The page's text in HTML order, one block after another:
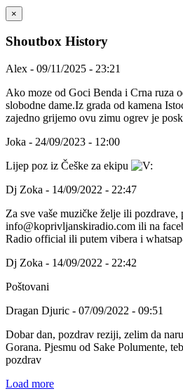
×
Shoutbox History
Alex - 09/11/2025 - 23:21
Ako moze od Goci Benda i Crna ruza
slobodne dame.Iz grada od kamena
zajedno grijemo ovu zimu ogrev je
Joka - 24/09/2023 - 12:00
Lijep poz iz Češke za ekipu
Dj Zoka - 14/09/2022 - 22:47
Za sve vaše muzičke želje ili pozdrave,
info@koprivljanskiradio.com ili na
Radio official ili putem vibera i
Dj Zoka - 14/09/2022 - 22:42
Poštovani
Dragan Djuric - 07/09/2022 - 09:51
Dobar dan, pozdrav reziji, zelim da
Gorana. Pjesmu od Sake Polumente,
pozdrav
Load more